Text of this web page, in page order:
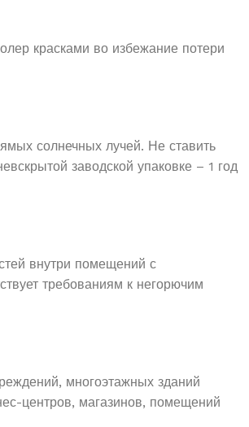
красками во избежание потери
солнечных лучей. Не ставить
заводской упаковке – 1 год
внутри помещений с
требованиям к негорючим
многоэтажных зданий
центров, магазинов, помещений